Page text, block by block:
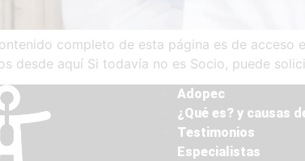
completo de esta página es de acceso
desde aquí Si todavía no es Socio, puede
Adopec
¿Qué es? y causas
Testimonios
Especialistas